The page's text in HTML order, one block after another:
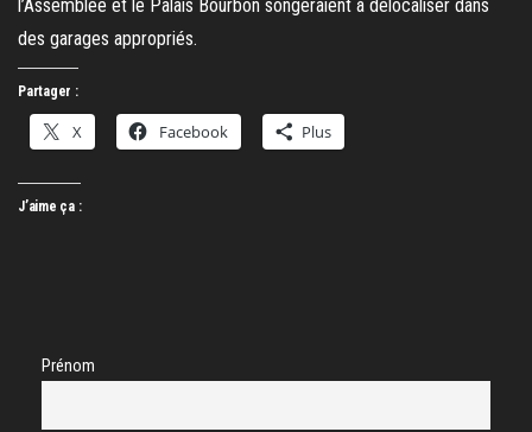
l’Assemblée et le Palais Bourbon songeraient à délocaliser dans
des garages appropriés.
Partager :
X Facebook Plus
J’aime ça :
Prénom